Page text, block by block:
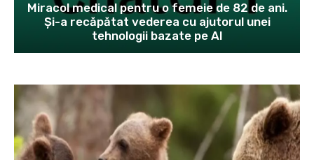
Miracol medical pentru o femeie de 82 de ani.
Și-a recăpătat vederea cu ajutorul unei
tehnologii bazate pe AI